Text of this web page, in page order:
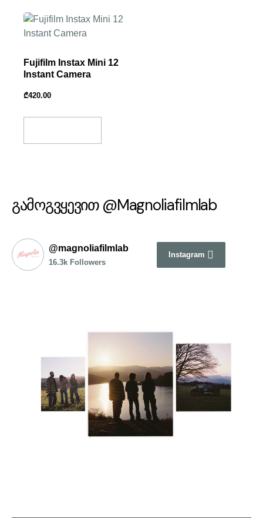
Fujifilm Instax Mini 12
Instant Camera
₾420.00
გამოგვყევით @Magnoliafilmlab
@magnoliafilmlab
16.3k Followers
Instagram